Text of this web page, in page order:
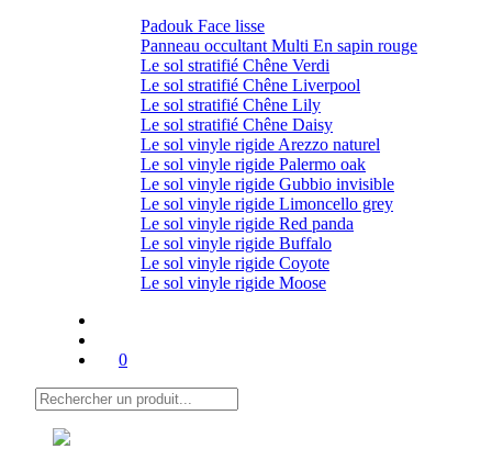
Padouk Face lisse
Panneau occultant Multi En sapin rouge
Le sol stratifié Chêne Verdi
Le sol stratifié Chêne Liverpool
Le sol stratifié Chêne Lily
Le sol stratifié Chêne Daisy
Le sol vinyle rigide Arezzo naturel
Le sol vinyle rigide Palermo oak
Le sol vinyle rigide Gubbio invisible
Le sol vinyle rigide Limoncello grey
Le sol vinyle rigide Red panda
Le sol vinyle rigide Buffalo
Le sol vinyle rigide Coyote
Le sol vinyle rigide Moose
0